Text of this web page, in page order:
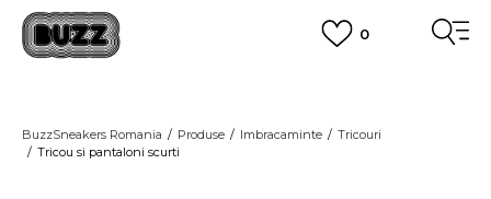
0
3 rate fără dobândă fără card de credit cu Klarna
BuzzSneakers Romania Produse Imbracaminte
Tricouri
Tricou si pantaloni scurti